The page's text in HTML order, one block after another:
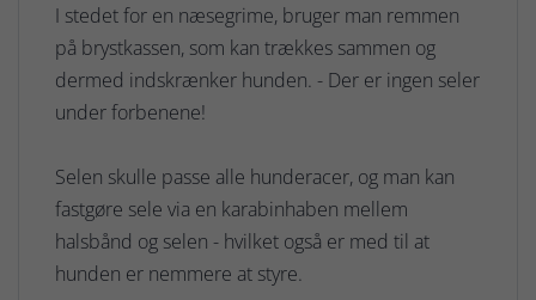
I stedet for en næsegrime, bruger man remmen
på brystkassen, som kan trækkes sammen og
dermed indskrænker hunden. - Der er ingen seler
under forbenene!
Selen skulle passe alle hunderacer, og man kan
fastgøre sele via en karabinhaben mellem
halsbånd og selen - hvilket også er med til at
hunden er nemmere at styre.